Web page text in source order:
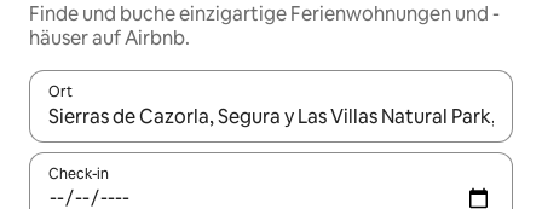
Finde und buche einzigartige Ferienwohnungen und -
häuser auf Airbnb.
Ort
Wenn Ergebnisse verfügbar sind, navigiere mit den
Check-in